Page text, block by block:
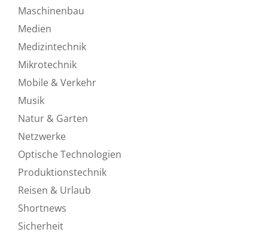
Maschinenbau
Medien
Medizintechnik
Mikrotechnik
Mobile & Verkehr
Musik
Natur & Garten
Netzwerke
Optische Technologien
Produktionstechnik
Reisen & Urlaub
Shortnews
Sicherheit